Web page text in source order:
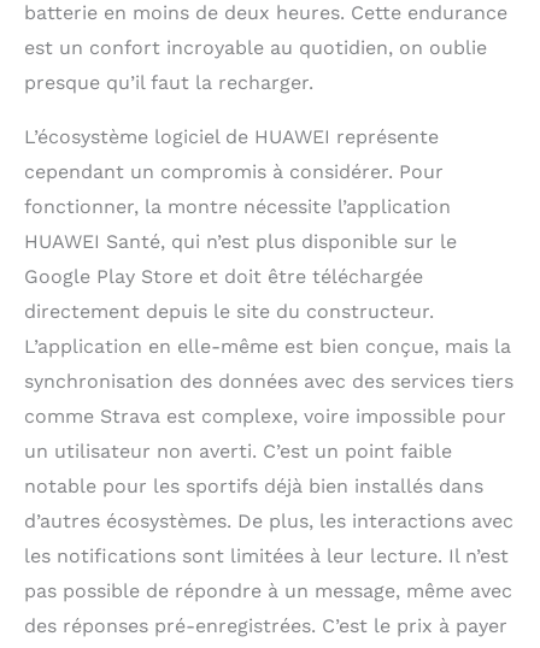
batterie en moins de deux heures. Cette endurance
est un confort incroyable au quotidien, on oublie
presque qu’il faut la recharger.
L’écosystème logiciel de HUAWEI représente
cependant un compromis à considérer. Pour
fonctionner, la montre nécessite l’application
HUAWEI Santé, qui n’est plus disponible sur le
Google Play Store et doit être téléchargée
directement depuis le site du constructeur.
L’application en elle-même est bien conçue, mais la
synchronisation des données avec des services tiers
comme Strava est complexe, voire impossible pour
un utilisateur non averti. C’est un point faible
notable pour les sportifs déjà bien installés dans
d’autres écosystèmes. De plus, les interactions avec
les notifications sont limitées à leur lecture. Il n’est
pas possible de répondre à un message, même avec
des réponses pré-enregistrées. C’est le prix à payer